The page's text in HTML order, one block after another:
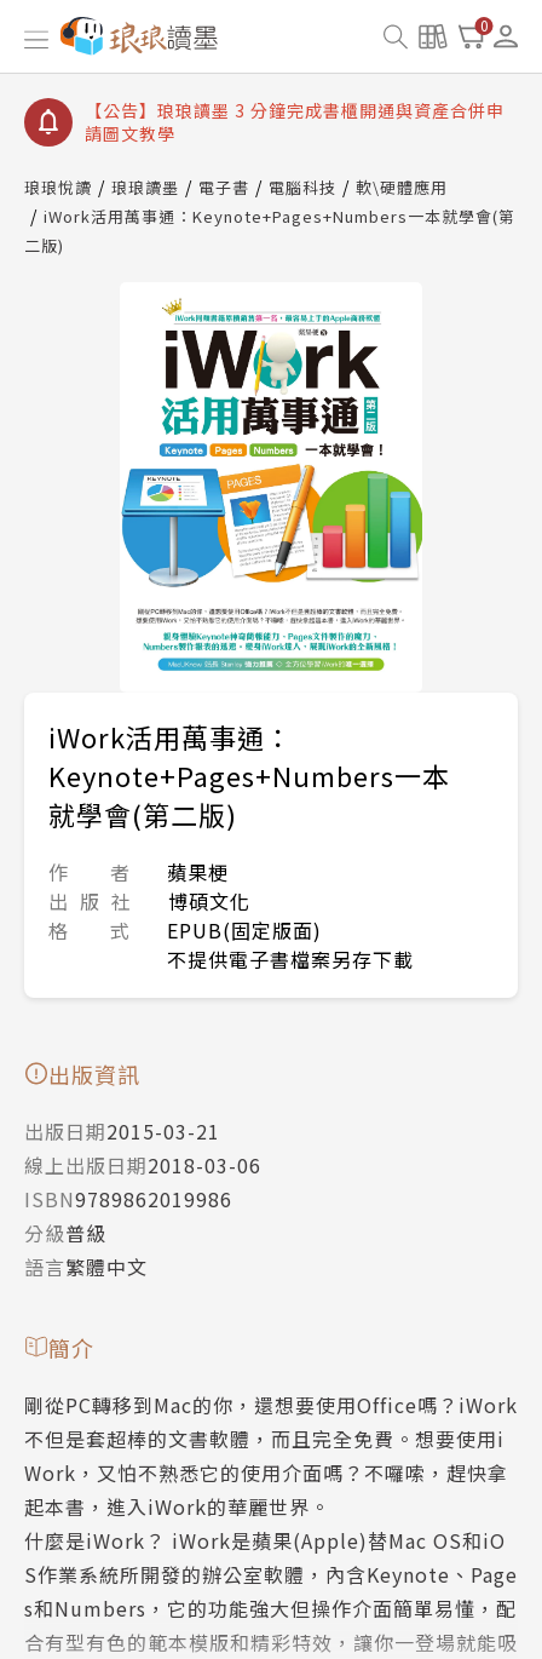
0
【公告】琅琅讀墨數位閱讀資產合併與書櫃開通申請
【公告】琅琅讀墨書櫃開通常見問題
【公告】琅琅讀墨 3 分鐘完成書櫃開通與資產合併申
請圖文教學
查詢
【公告】琅琅讀墨數位閱讀資產合併與書櫃開通申請
琅琅悅讀 琅琅讀墨 電子書 電腦科技
軟\硬體應用
iWork活用萬事通：Keynote+Pages+Numbers一本就學會(第
二版)
iWork活用萬事通：
Keynote+Pages+Numbers一本
就學會(第二版)
作 者
蘋果梗
出 版 社
博碩文化
格 式
EPUB(固定版面)
不提供電子書檔案另存下載
出版資訊
出版日期2015-03-21
線上出版日期2018-03-06
ISBN9789862019986
分級普級
語言繁體中文
簡介
剛從PC轉移到Mac的你，還想要使用Office嗎？iWork
不但是套超棒的文書軟體，而且完全免費。想要使用i
Work，又怕不熟悉它的使用介面嗎？不囉嗦，趕快拿
起本書，進入iWork的華麗世界。
什麼是iWork？ iWork是蘋果(Apple)替Mac OS和iO
S作業系統所開發的辦公室軟體，內含Keynote、Page
s和Numbers，它的功能強大但操作介面簡單易懂，配
合有型有色的範本模版和精彩特效，讓你一登場就能吸